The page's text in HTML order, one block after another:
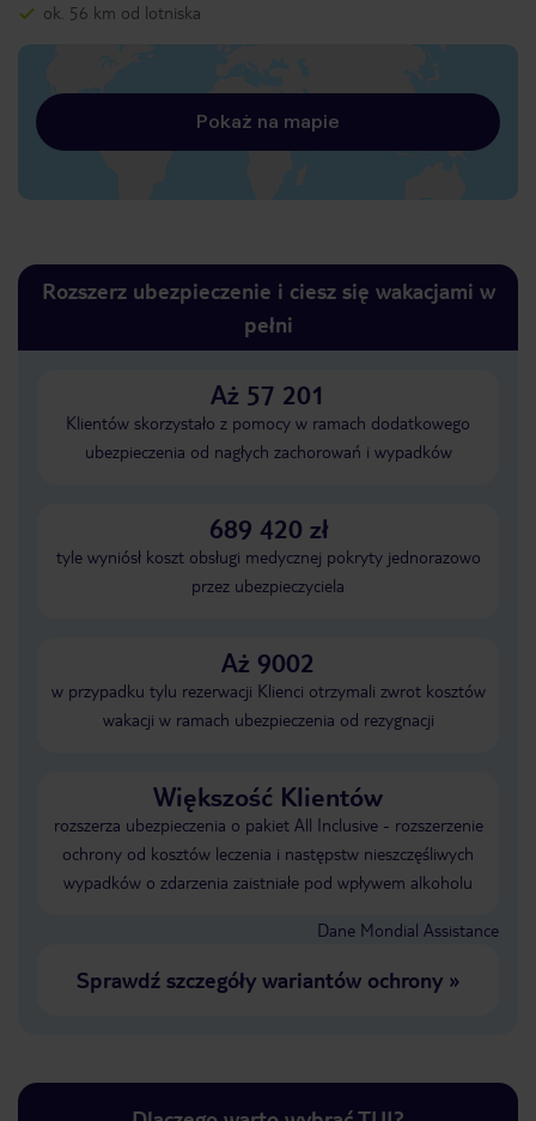
ok. 56 km od lotniska
Pokaż na mapie
Rozszerz ubezpieczenie i ciesz się wakacjami w
pełni
Aż 57 201
Klientów skorzystało z pomocy w ramach dodatkowego
ubezpieczenia od nagłych zachorowań i wypadków
689 420 zł
tyle wyniósł koszt obsługi medycznej pokryty jednorazowo
przez ubezpieczyciela
Aż 9002
w przypadku tylu rezerwacji Klienci otrzymali zwrot kosztów
wakacji w ramach ubezpieczenia od rezygnacji
Większość Klientów
rozszerza ubezpieczenia o pakiet All Inclusive - rozszerzenie
ochrony od kosztów leczenia i następstw nieszczęśliwych
wypadków o zdarzenia zaistniałe pod wpływem alkoholu
Dane Mondial Assistance
Sprawdź szczegóły wariantów ochrony»